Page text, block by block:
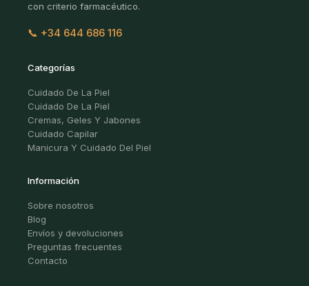
con criterio farmacéutico.
📞 +34 644 686 116
Categorías
Cuidado De La Piel
Cuidado De La Piel
Cremas, Geles Y Jabones
Cuidado Capilar
Manicura Y Cuidado Del Piel
Información
Sobre nosotros
Blog
Envíos y devoluciones
Preguntas frecuentes
Contacto